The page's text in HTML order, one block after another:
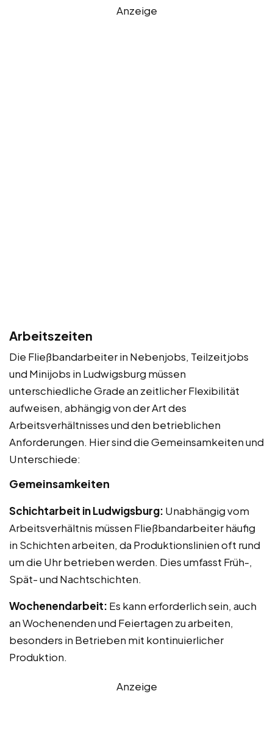
Anzeige
Arbeitszeiten
Die Fließbandarbeiter in Nebenjobs, Teilzeitjobs
und Minijobs in Ludwigsburg müssen
unterschiedliche Grade an zeitlicher Flexibilität
aufweisen, abhängig von der Art des
Arbeitsverhältnisses und den betrieblichen
Anforderungen. Hier sind die Gemeinsamkeiten und
Unterschiede:
Gemeinsamkeiten
Schichtarbeit in Ludwigsburg: Unabhängig vom
Arbeitsverhältnis müssen Fließbandarbeiter häufig
in Schichten arbeiten, da Produktionslinien oft rund
um die Uhr betrieben werden. Dies umfasst Früh-,
Spät- und Nachtschichten.
Wochenendarbeit: Es kann erforderlich sein, auch
an Wochenenden und Feiertagen zu arbeiten,
besonders in Betrieben mit kontinuierlicher
Produktion.
Anzeige